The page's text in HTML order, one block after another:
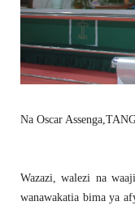
Na Oscar
Wazazi, walezi na
wanawakatia bima ya